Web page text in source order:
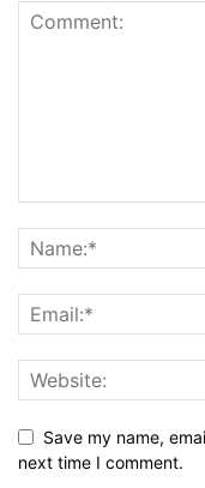
Save my name,
next time I comment.